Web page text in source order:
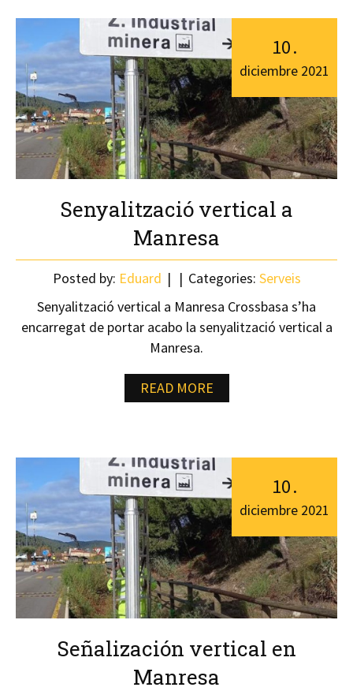
Senyalització vertical a
Manresa
10.
diciembre 2021
Posted by: Eduard Categories: Serveis
Senyalització vertical a Manresa Crossbasa s’ha
encarregat de portar acabo la senyalització vertical a
Manresa.
READ MORE
Señalización vertical en
Manresa
10.
diciembre 2021